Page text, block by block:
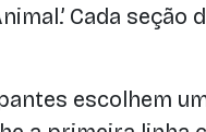
‘Animal.’ Cada
escolhem um